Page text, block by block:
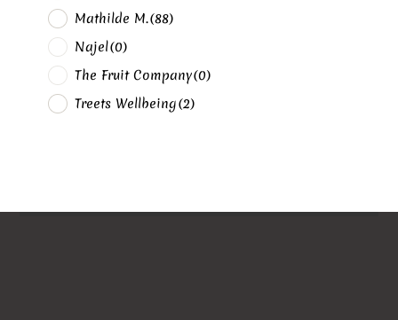
Mathilde M.(88)
Najel(0)
The Fruit Company(0)
Treets Wellbeing(2)